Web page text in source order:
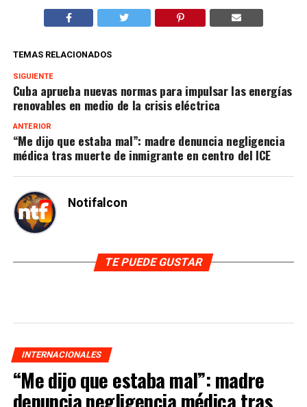
TEMAS RELACIONADOS
SIGUIENTE
Cuba aprueba nuevas normas para impulsar las energías
renovables en medio de la crisis eléctrica
ANTERIOR
“Me dijo que estaba mal”: madre denuncia negligencia
médica tras muerte de inmigrante en centro del ICE
Notifalcon
TE PUEDE GUSTAR
INTERNACIONALES
“Me dijo que estaba mal”: madre
denuncia negligencia médica tras